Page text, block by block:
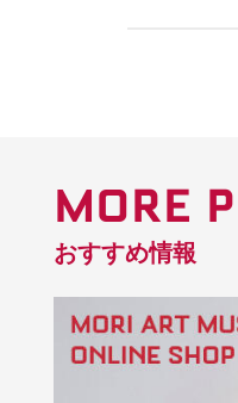
MORE
おすすめ情報